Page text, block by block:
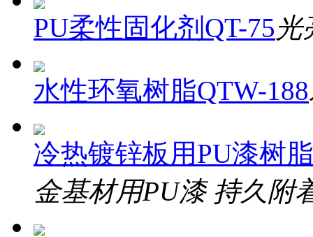
PU柔性固化剂QT-75光
水性环氧树脂QTW-188
冷热镀锌板用PU漆树
金基材用PU漆 持久附